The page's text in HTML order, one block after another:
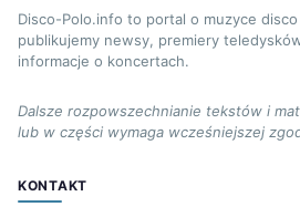
Disco-Polo.info to portal o muzyce
publikujemy newsy, premiery
informacje o koncertach.
Dalsze rozpowszechnianie tekstów i
lub w części wymaga wcześniejszej
KONTAKT